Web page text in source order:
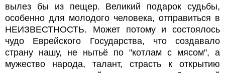
вылез бы из пещер. Великий подарок судьбы,
особенно для молодого человека, отправиться в
НЕИЗВЕСТНОСТЬ. Может потому и состоялось
чудо Еврейского Государства, что создавало
страну нашу, не нытьё по "котлам с мясом", а
мужество народа, талант, страсть к открытию